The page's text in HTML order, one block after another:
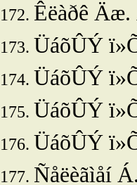
Êëàðê Äæ.
ÜáõÛÝ
ÜáõÛÝ
ÜáõÛÝ
ÜáõÛÝ
Ñåëèãìåí